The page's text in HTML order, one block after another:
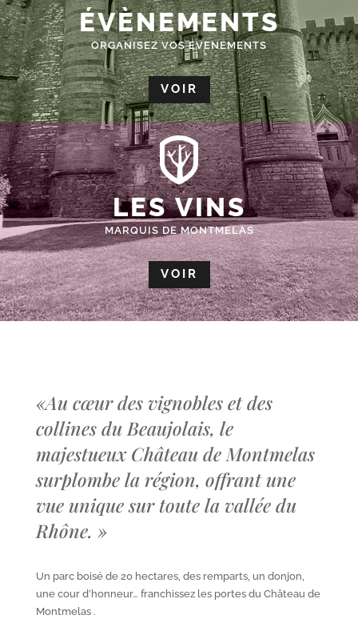
ÉVÈNEMENTS
ORGANISEZ VOS EVENEMENTS
VOIR
LES VINS
MARQUIS DE MONTMELAS
VOIR
«Au cœur des vignobles et des
collines du Beaujolais, le
majestueux Château de Montmelas
surplombe la région, offrant une
vue unique sur toute la vallée du
Rhône. »
Un parc boisé de 20 hectares, des remparts, un donjon,
une cour d’honneur… franchissez les portes du Château de
Montmelas .